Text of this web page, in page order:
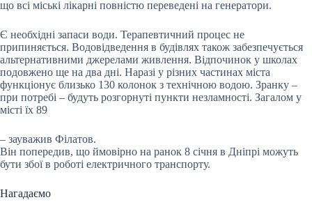
що всі міські лікарні повністю переведені на генератори.
Є необхідні запаси води. Терапевтичний процес не
припиняється. Водовідведення в будівлях також забезпечується
альтернативними джерелами живлення. Відпочинок у школах
подовжено ще на два дні. Наразі у різних частинах міста
функціонує близько 130 колонок з технічною водою. Зранку –
при потребі – будуть розгорнуті пункти незламності. Загалом у
місті їх 89
– зауважив Філатов.
Він попередив, що ймовірно на ранок 8 січня в Дніпрі можуть
бути збої в роботі електричного транспорту.
Нагадаємо